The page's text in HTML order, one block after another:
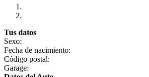
Tus datos
Sexo:
Fecha de nacimiento:
Código postal:
Garage: